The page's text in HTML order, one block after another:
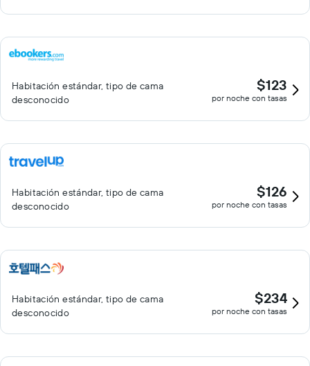
Habitación estándar, tipo de cama
desconocido
$123
por noche con tasas
Habitación estándar, tipo de cama
desconocido
$126
por noche con tasas
Habitación estándar, tipo de cama
desconocido
$234
por noche con tasas